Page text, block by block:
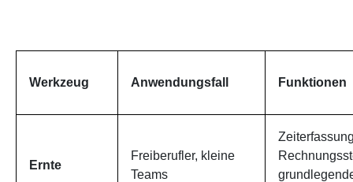
Werkzeug Anwendungsfall Funktionen
Ernte
Freiberufler, kleine
Teams